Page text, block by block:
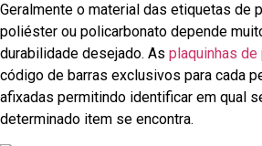
Geralmente o material das etiquetas de
poliéster ou policarbonato depende
durabilidade desejado. As plaquinhas de
código de barras exclusivos para cada
afixadas permitindo identificar em qual
determinado item se encontra.